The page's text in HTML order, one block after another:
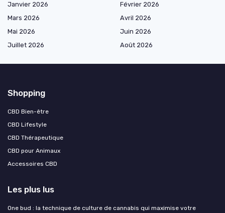
Janvier 2026
Février 2026
Mars 2026
Avril 2026
Mai 2026
Juin 2026
Juillet 2026
Août 2026
Shopping
CBD Bien-être
CBD Lifestyle
CBD Thérapeutique
CBD pour Animaux
Accessoires CBD
Les plus lus
One bud : la technique de culture de cannabis qui maximise votre